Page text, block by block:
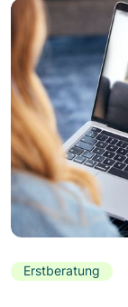
Erstberatung